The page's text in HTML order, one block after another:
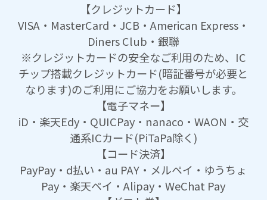
【クレジットカード】
VISA・MasterCard・JCB・American Express・
Diners Club・銀聯
※クレジットカードの安全なご利用のため、IC
チップ搭載クレジットカード(暗証番号が必要と
なります)のご利用にご協力をお願いします。
【電子マネー】
iD・楽天Edy・QUICPay・nanaco・WAON・交
通系ICカード(PiTaPa除く)
【コード決済】
PayPay・d払い・au PAY・メルペイ・ゆうちょ
Pay・楽天ペイ・Alipay・WeChat Pay